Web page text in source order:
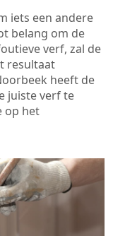
iets een andere
belang om de
verf, zal de
resultaat
heeft de
juiste verf te
op het